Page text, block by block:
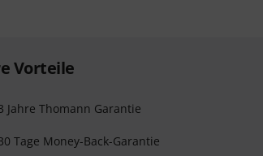
Vorteile
Jahre Thomann Garantie
Tage Money-Back-Garantie